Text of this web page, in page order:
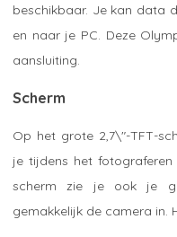
beschikbaar. Je kan data
en naar je PC. Deze
aansluiting.
Scherm
Op het grote 2,7\"-TFT-
je tijdens het
scherm zie je ook je
gemakkelijk de camera in.